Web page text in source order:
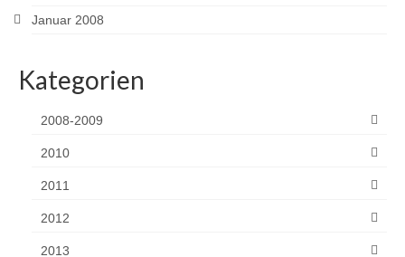
Januar 2008
Kategorien
2008-2009
2010
2011
2012
2013